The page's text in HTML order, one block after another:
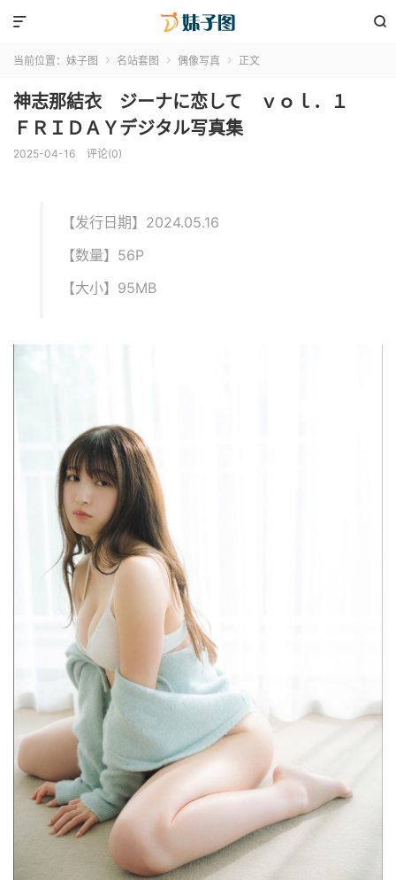


当前位置： 妹子图  名站套图  偶像写真  正文
神志那結衣 ジーナに恋して ｖｏｌ．１
ＦＲＩＤＡＹデジタル写真集
2025-04-16 评论(0)
【发行日期】2024.05.16
【数量】56P
【大小】95MB